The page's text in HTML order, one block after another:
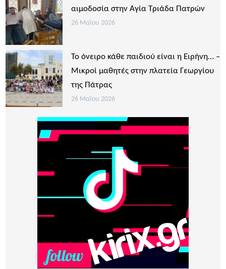
αιμοδοσία στην Αγία Τριάδα Πατρών
26 Μαΐου 2026
Το όνειρο κάθε παιδιού είναι η Ειρήνη… –
Μικροί μαθητές στην πλατεία Γεωργίου
της Πάτρας
26 Μαΐου 2026